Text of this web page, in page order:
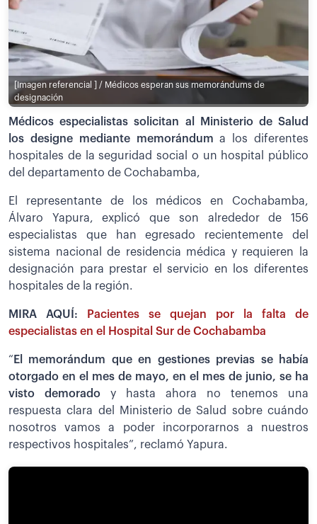
[Imagen referencial ] / Médicos esperan sus memorándums de
designación
Médicos especialistas solicitan al Ministerio de Salud
los designe mediante memorándum a los diferentes
hospitales de la seguridad social o un hospital público
del departamento de Cochabamba,
El representante de los médicos en Cochabamba,
Álvaro Yapura, explicó que son alrededor de 156
especialistas que han egresado recientemente del
sistema nacional de residencia médica y requieren la
designación para prestar el servicio en los diferentes
hospitales de la región.
MIRA AQUÍ:
Pacientes se quejan por la falta de
especialistas en el Hospital Sur de Cochabamba
“ El memorándum que en gestiones previas se había
otorgado en el mes de mayo, en el mes de junio, se ha
visto demorado y hasta ahora no tenemos una
respuesta clara del Ministerio de Salud sobre cuándo
nosotros vamos a poder incorporarnos a nuestros
respectivos hospitales”, reclamó Yapura.